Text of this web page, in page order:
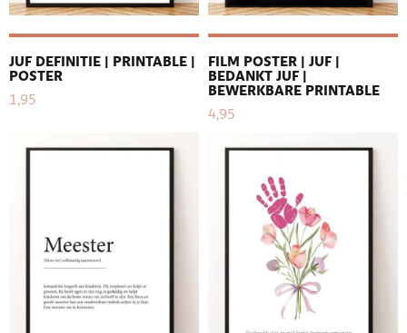
JUF DEFINITIE | PRINTABLE |
POSTER
1,95
FILM POSTER | JUF |
BEDANKT JUF |
BEWERKBARE PRINTABLE
4,95